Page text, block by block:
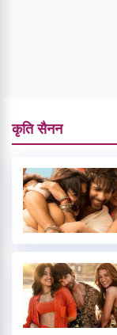
कृति सैनन